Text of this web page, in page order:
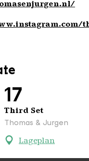
17
Third Set
Thomas & Jurgen
Lageplan